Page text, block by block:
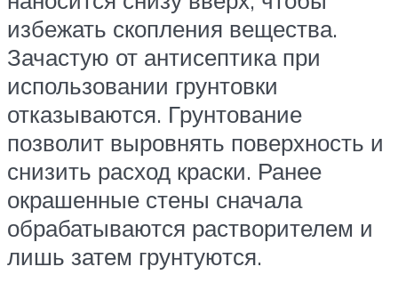
избежать скопления вещества.
Зачастую от антисептика при
использовании грунтовки
отказываются. Грунтование
позволит выровнять поверхность и
снизить расход краски. Ранее
окрашенные стены сначала
обрабатываются растворителем и
лишь затем грунтуются.